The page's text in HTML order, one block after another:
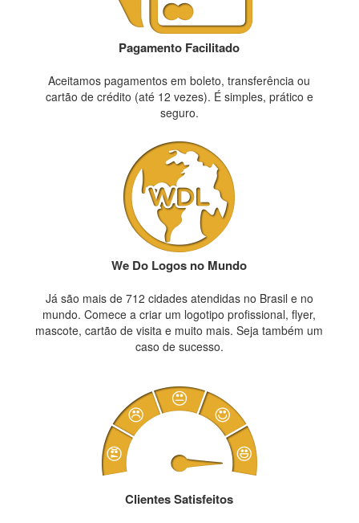
Pagamento Facilitado
Aceitamos pagamentos em boleto, transferência ou
cartão de crédito (até 12 vezes). É simples, prático e
seguro.
We Do Logos no Mundo
Já são mais de 712 cidades atendidas no Brasil e no
mundo. Comece a criar um logotipo profissional, flyer,
mascote, cartão de visita e muito mais. Seja também um
caso de sucesso.
Clientes Satisfeitos